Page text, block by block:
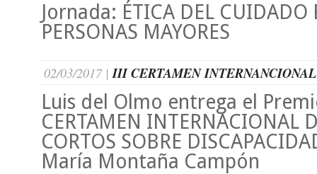
Jornada: ÉTICA DEL CUIDADO
PERSONAS MAYORES
02/03/2017 |III CERTAMEN
Luis del Olmo entrega el
CERTAMEN INTERNACIONAL
CORTOS SOBRE
María Montaña Campón